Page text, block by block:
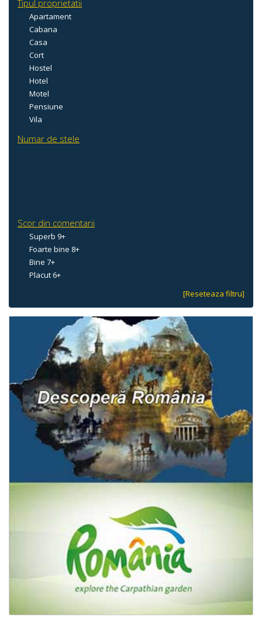
Tipul proprietatii
Apartament
Cabana
Casa
Cort
Hostel
Hotel
Motel
Pensiune
Vila
Numar de stele
Scor din comentarii
Superb 9+
Foarte bine 8+
Bine 7+
Placut 6+
[Reseteaza filtru]